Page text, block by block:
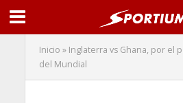
Inicio » Inglaterra vs Ghana, por el
del Mundial